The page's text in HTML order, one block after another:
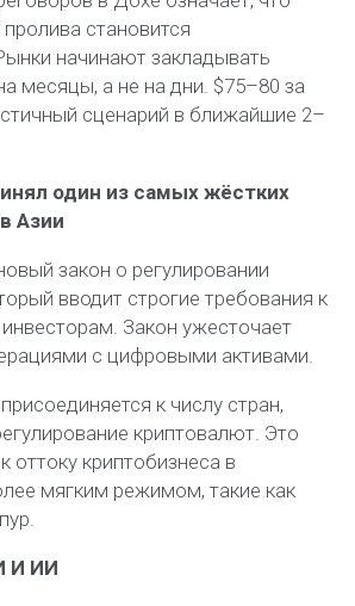
становится
начинают закладывать
месяцы, а не на дни. $75–80 за
сценарий в ближайшие 2–
один из самых жёстких
Азии
закон о регулировании
вводит строгие требования к
Закон ужесточает
с цифровыми активами.
к числу стран,
криптовалют. Это
оттоку криптобизнеса в
мягким режимом, такие как
И ИИ